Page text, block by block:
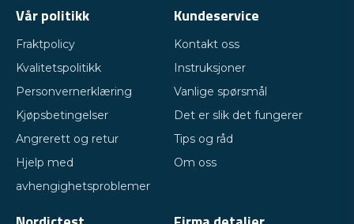
Vår politikk
Fraktpolicy
Kvalitetspolitikk
Personvernerklæring
Kjøpsbetingelser
Angrerett og retur
Hjelp med
avhengighetsproblemer
Kundeservice
Kontakt oss
Instruksjoner
Vanlige spørsmål
Det er slik det fungerer
Tips og råd
Om oss